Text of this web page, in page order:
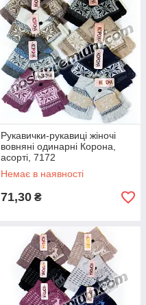
Рукавички-рукавиці жіночі
вовняні одинарні Корона,
асорті, 7172
Немає в наявності
71,30 ₴